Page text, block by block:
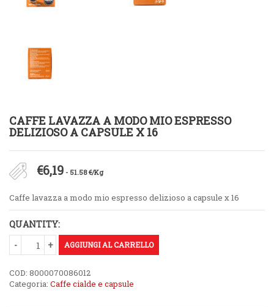
CAFFE LAVAZZA A MODO MIO ESPRESSO
DELIZIOSO A CAPSULE X 16
€6,19 - 51.58 €/Kg
Caffe lavazza a modo mio espresso delizioso a capsule x 16
QUANTITY:
AGGIUNGI AL CARRELLO
COD: 8000070086012
Categoria: Caffe cialde e capsule